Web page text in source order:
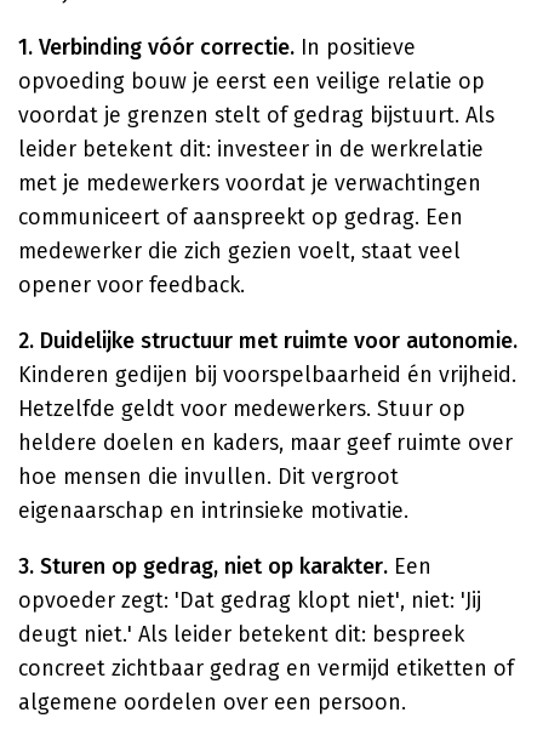
1. Verbinding vóór correctie. In positieve
opvoeding bouw je eerst een veilige relatie op
voordat je grenzen stelt of gedrag bijstuurt. Als
leider betekent dit: investeer in de werkrelatie
met je medewerkers voordat je verwachtingen
communiceert of aanspreekt op gedrag. Een
medewerker die zich gezien voelt, staat veel
opener voor feedback.
2. Duidelijke structuur met ruimte voor autonomie.
Kinderen gedijen bij voorspelbaarheid én vrijheid.
Hetzelfde geldt voor medewerkers. Stuur op
heldere doelen en kaders, maar geef ruimte over
hoe mensen die invullen. Dit vergroot
eigenaarschap en intrinsieke motivatie.
3. Sturen op gedrag, niet op karakter. Een
opvoeder zegt: 'Dat gedrag klopt niet', niet: 'Jij
deugt niet.' Als leider betekent dit: bespreek
concreet zichtbaar gedrag en vermijd etiketten of
algemene oordelen over een persoon.